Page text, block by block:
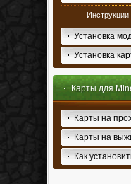
Инструкции
Установка
Установка
Карты для
Карты на
Карты на
Как